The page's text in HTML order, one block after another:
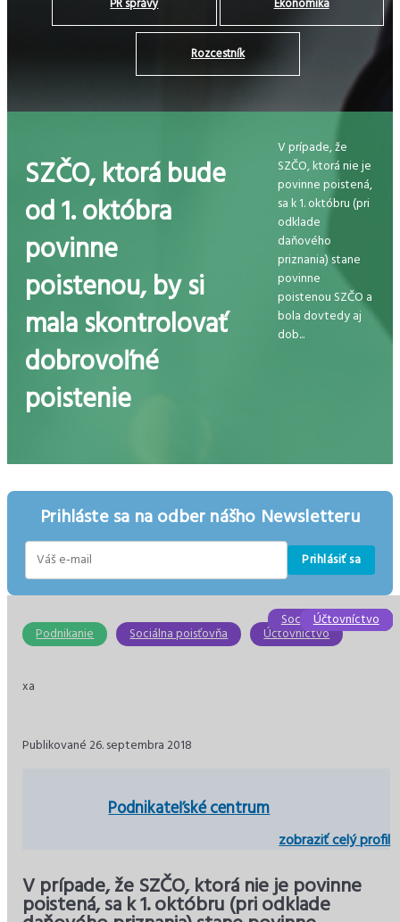
PR správy Ekonomika
Rozcestník
SZČO, ktorá bude
od 1. októbra
povinne
poistenou, by si
mala skontrolovať
dobrovoľné
poistenie
V prípade, že
SZČO, ktorá nie je
povinne poistená,
sa k 1. októbru (pri
odklade
daňového
priznania) stane
povinne
poistenou SZČO a
bola dovtedy aj
dob...
Prihláste sa na odber nášho Newsletteru
Prihlásiť sa
Podnikanie Sociálna poisťovňa Účtovníctvo
xa
Publikované 26. septembra 2018
Podnikateľské centrum
zobraziť celý profil
V prípade, že SZČO, ktorá nie je povinne
poistená, sa k 1. októbru (pri odklade
Ekonomika
Ekonomika
Sociálna poisťovňa
Účtovníctvo
Dane
Účtovníctvo